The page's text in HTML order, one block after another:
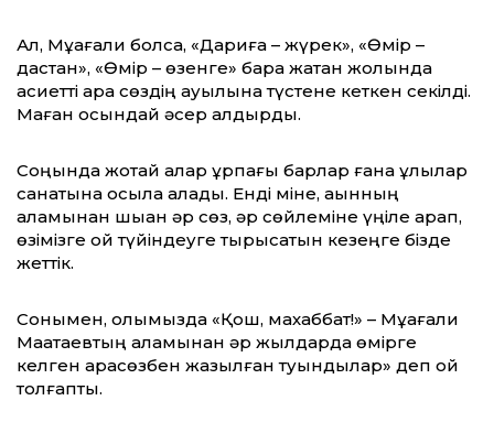
Ал, Мұқағали болса, «Дариға – жүрек», «Өмір –
дастан», «Өмір – өзенге» бара жатқан жолында
қасиетті қара сөздің ауылына түстене кеткен секілді.
Маған осындай әсер қалдырды.
Соңында жоқтай алар ұрпағы барлар ғана ұлылар
санатына қосыла алады. Енді міне, ақынның
қаламынан шыққан әр сөз, әр сөйлеміне үңіле қарап,
өзімізге ой түйіндеуге тырысатын кезеңге бізде
жеттік.
Сонымен, қолымызда «Қош, махаббат!» – Мұқағали
Мақатаевтың қаламынан әр жылдарда өмірге
келген қарасөзбен жазылған туындылар» деп ой
толғапты.